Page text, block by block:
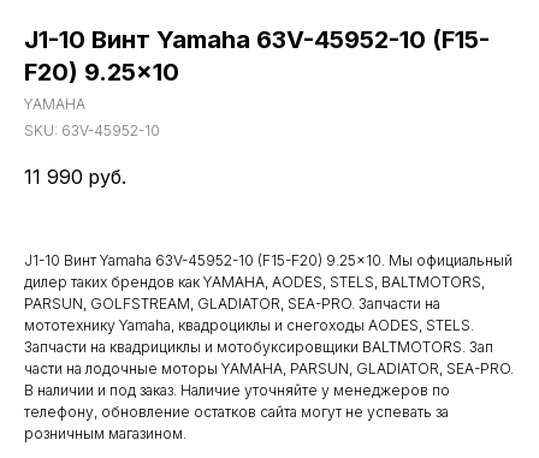
J1-10 Винт Yamaha 63V-45952-10 (F15-
F20) 9.25x10
YAMAHA
SKU: 63V-45952-10
11 990 руб.
J1-10 Винт Yamaha 63V-45952-10 (F15-F20) 9.25x10. Мы официальный
дилер таких брендов как YAMAHA, AODES, STELS, BALTMOTORS,
PARSUN, GOLFSTREAM, GLADIATOR, SEA-PRO. Запчасти на
мототехнику Yamaha, квадроциклы и снегоходы AODES, STELS.
Запчасти на квадрициклы и мотобуксировщики BALTMOTORS. Зап
части на лодочные моторы YAMAHA, PARSUN, GLADIATOR, SEA-PRO.
В наличии и под заказ. Наличие уточняйте у менеджеров по
телефону, обновление остатков сайта могут не успевать за
розничным магазином.